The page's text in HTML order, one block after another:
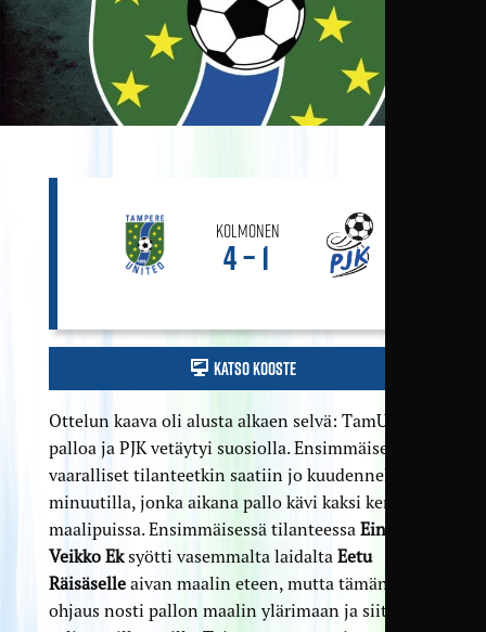
Kolmonen
4 – 1
Katso kooste
Ottelun kaava oli alusta alkaen selvä: TamU piti
palloa ja PJK vetäytyi suosiolla. Ensimmäiset
vaaralliset tilanteetkin saatiin jo kuudennella
minuutilla, jonka aikana pallo kävi kaksi kertaa
maalipuissa. Ensimmäisessä tilanteessa Eino-
Veikko Eksyötti vasemmalta laidalta Eetu
Räisäselleaivan maalin eteen, mutta tämän
ohjaus nosti pallon maalin ylärimaan ja siitä